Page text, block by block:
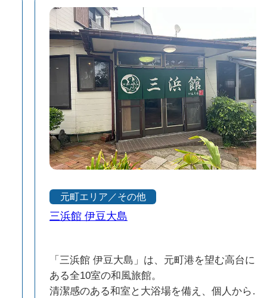
元町エリア／その他
三浜館 伊豆大島
「三浜館 伊豆大島」は、元町港を望む高台に
ある全10室の和風旅館。
清潔感のある和室と大浴場を備え、個人から団